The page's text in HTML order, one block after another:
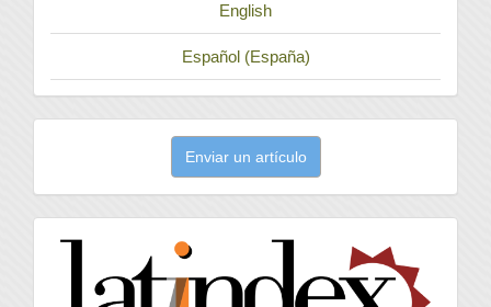
English
Español (España)
artículo
Enviar un artículo
latindex